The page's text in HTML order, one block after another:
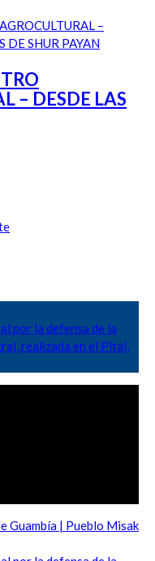
– DESDE LAS